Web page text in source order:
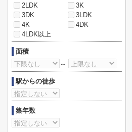
2LDK
3K
3DK
3LDK
4K
4DK
4LDK以上
面積
～
駅からの徒歩
築年数